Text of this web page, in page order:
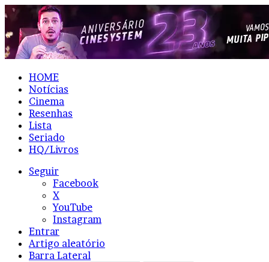
HOME
Notícias
Cinema
Resenhas
Lista
Seriado
HQ/Livros
Seguir
Facebook
X
YouTube
Instagram
Entrar
Artigo aleatório
Barra Lateral